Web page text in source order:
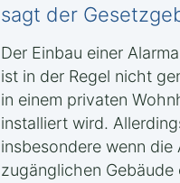
sagt der
Der Einbau einer
ist in der Regel nicht
in einem privaten
installiert wird.
insbesondere wenn
zugänglichen Gebäude